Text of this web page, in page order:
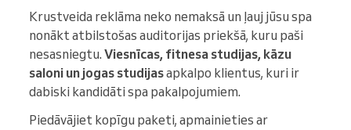
Krustveida reklāma neko nemaksā un ļauj jūsu spa
nonākt atbilstošas auditorijas priekšā, kuru paši
nesasniegtu. Viesnīcas, fitnesa studijas, kāzu
saloni un jogas studijasapkalpo klientus, kuri ir
dabiski kandidāti spa pakalpojumiem.
Piedāvājiet kopīgu paketi, apmainieties ar